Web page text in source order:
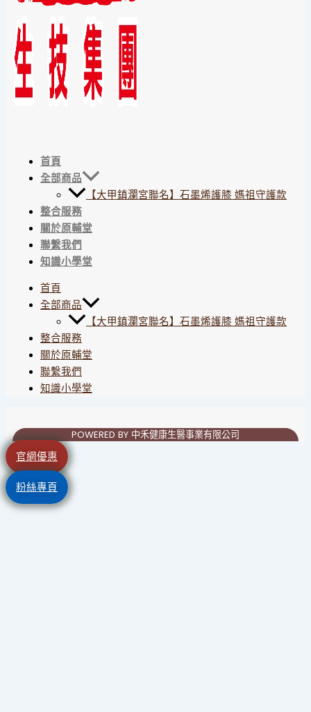
首頁
全部商品
【大甲鎮瀾宮聯名】石墨烯護膝 媽祖守護款
整合服務
關於原輔堂
聯繫我們
知識小學堂
首頁
全部商品
【大甲鎮瀾宮聯名】石墨烯護膝 媽祖守護款
整合服務
關於原輔堂
聯繫我們
知識小學堂
POWERED BY 中禾健康生醫事業有限公司
官網優惠
粉絲專頁